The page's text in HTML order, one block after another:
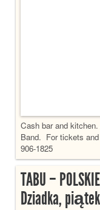
Cash bar and
Band. For tickets
906-1825
TABU –
Dziadka,